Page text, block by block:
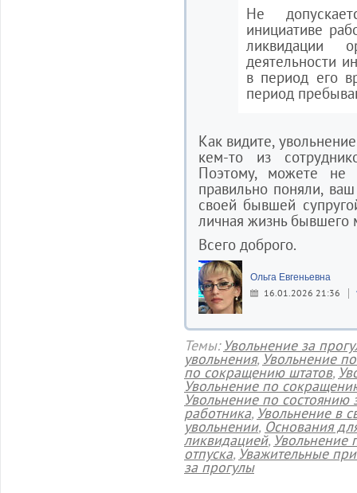
Не
инициативе
ликвидации
деятельности
в период его
период
Как видите,
кем-то из
Поэтому, можете не
правильно поняли,
своей бывшей
личная жизнь бывшего
Всего доброго.
Ольга Евгеньевна
16.01.2026 21:36
Темы:Увольнение за
увольнения, Увольнение
по сокращению штатов,
Увольнение по
Увольнение по состоянию
работника, Увольнение в
увольнении, Основания
ликвидацией, Увольнение
отпуска, Уважительные
за прогулы